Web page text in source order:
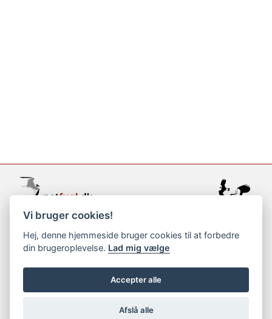
support@netfugl.dk
copyright © 2002-2023
Vi bruger cookies!
Hej, denne hjemmeside bruger cookies til at forbedre
din brugeroplevelse. Lad mig vælge
Accepter alle
Afslå alle